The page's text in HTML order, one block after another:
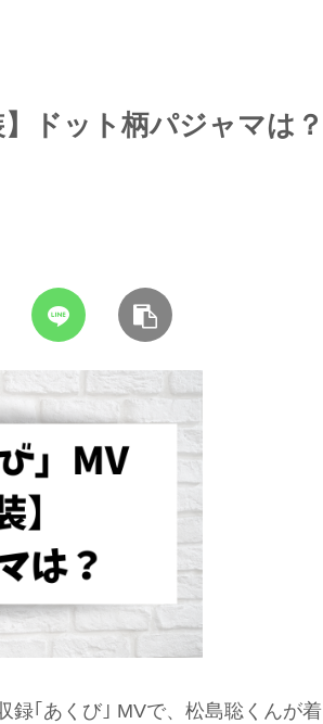
ドット柄パジャマは？
録｢あくび｣ MVで、松島聡くんが着